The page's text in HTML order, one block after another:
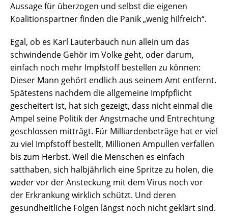
Aussage für überzogen und selbst die eigenen
Koalitionspartner finden die Panik „wenig hilfreich“.
Egal, ob es Karl Lauterbauch nun allein um das
schwindende Gehör im Volke geht, oder darum,
einfach noch mehr Impfstoff bestellen zu können:
Dieser Mann gehört endlich aus seinem Amt entfernt.
Spätestens nachdem die allgemeine Impfpflicht
gescheitert ist, hat sich gezeigt, dass nicht einmal die
Ampel seine Politik der Angstmache und Entrechtung
geschlossen mitträgt. Für Milliardenbeträge hat er viel
zu viel Impfstoff bestellt, Millionen Ampullen verfallen
bis zum Herbst. Weil die Menschen es einfach
satthaben, sich halbjährlich eine Spritze zu holen, die
weder vor der Ansteckung mit dem Virus noch vor
der Erkrankung wirklich schützt. Und deren
gesundheitliche Folgen längst noch nicht geklärt sind.